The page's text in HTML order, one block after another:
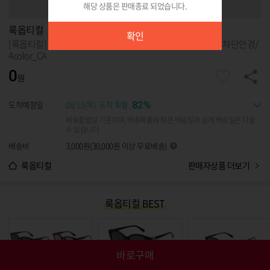
해당 상품은 판매종료 되었습니다.
확인